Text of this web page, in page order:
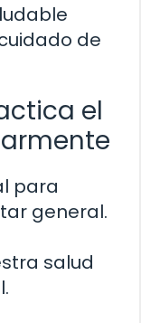
de
el
para
general.
salud